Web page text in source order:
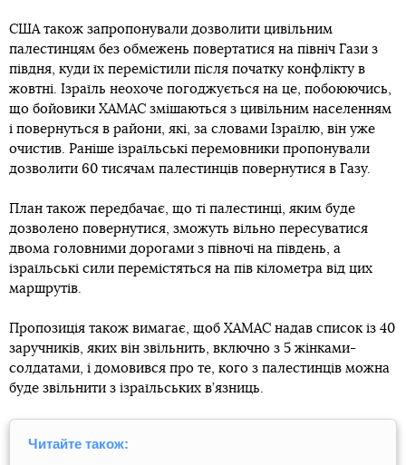
США також запропонували дозволити цивільним
палестинцям без обмежень повертатися на північ Гази з
півдня, куди їх перемістили після початку конфлікту в
жовтні. Ізраїль неохоче погоджується на це, побоюючись,
що бойовики ХАМАС змішаються з цивільним населенням
і повернуться в райони, які, за словами Ізраїлю, він уже
очистив. Раніше ізраїльські перемовники пропонували
дозволити 60 тисячам палестинців повернутися в Газу.
План також передбачає, що ті палестинці, яким буде
дозволено повернутися, зможуть вільно пересуватися
двома головними дорогами з півночі на південь, а
ізраїльські сили перемістяться на пів кілометра від цих
маршрутів.
Пропозиція також вимагає, щоб ХАМАС надав список із 40
заручників, яких він звільнить, включно з 5 жінками-
солдатами, і домовився про те, кого з палестинців можна
буде звільнити з ізраїльських в’язниць.
Читайте також: